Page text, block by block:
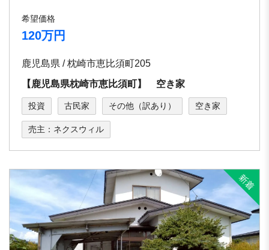
希望価格
120万円
鹿児島県 / 枕崎市恵比須町205
【鹿児島県枕崎市恵比須町】 空き家
投資 古民家 その他（訳あり） 空き家
売主：ネクスウィル